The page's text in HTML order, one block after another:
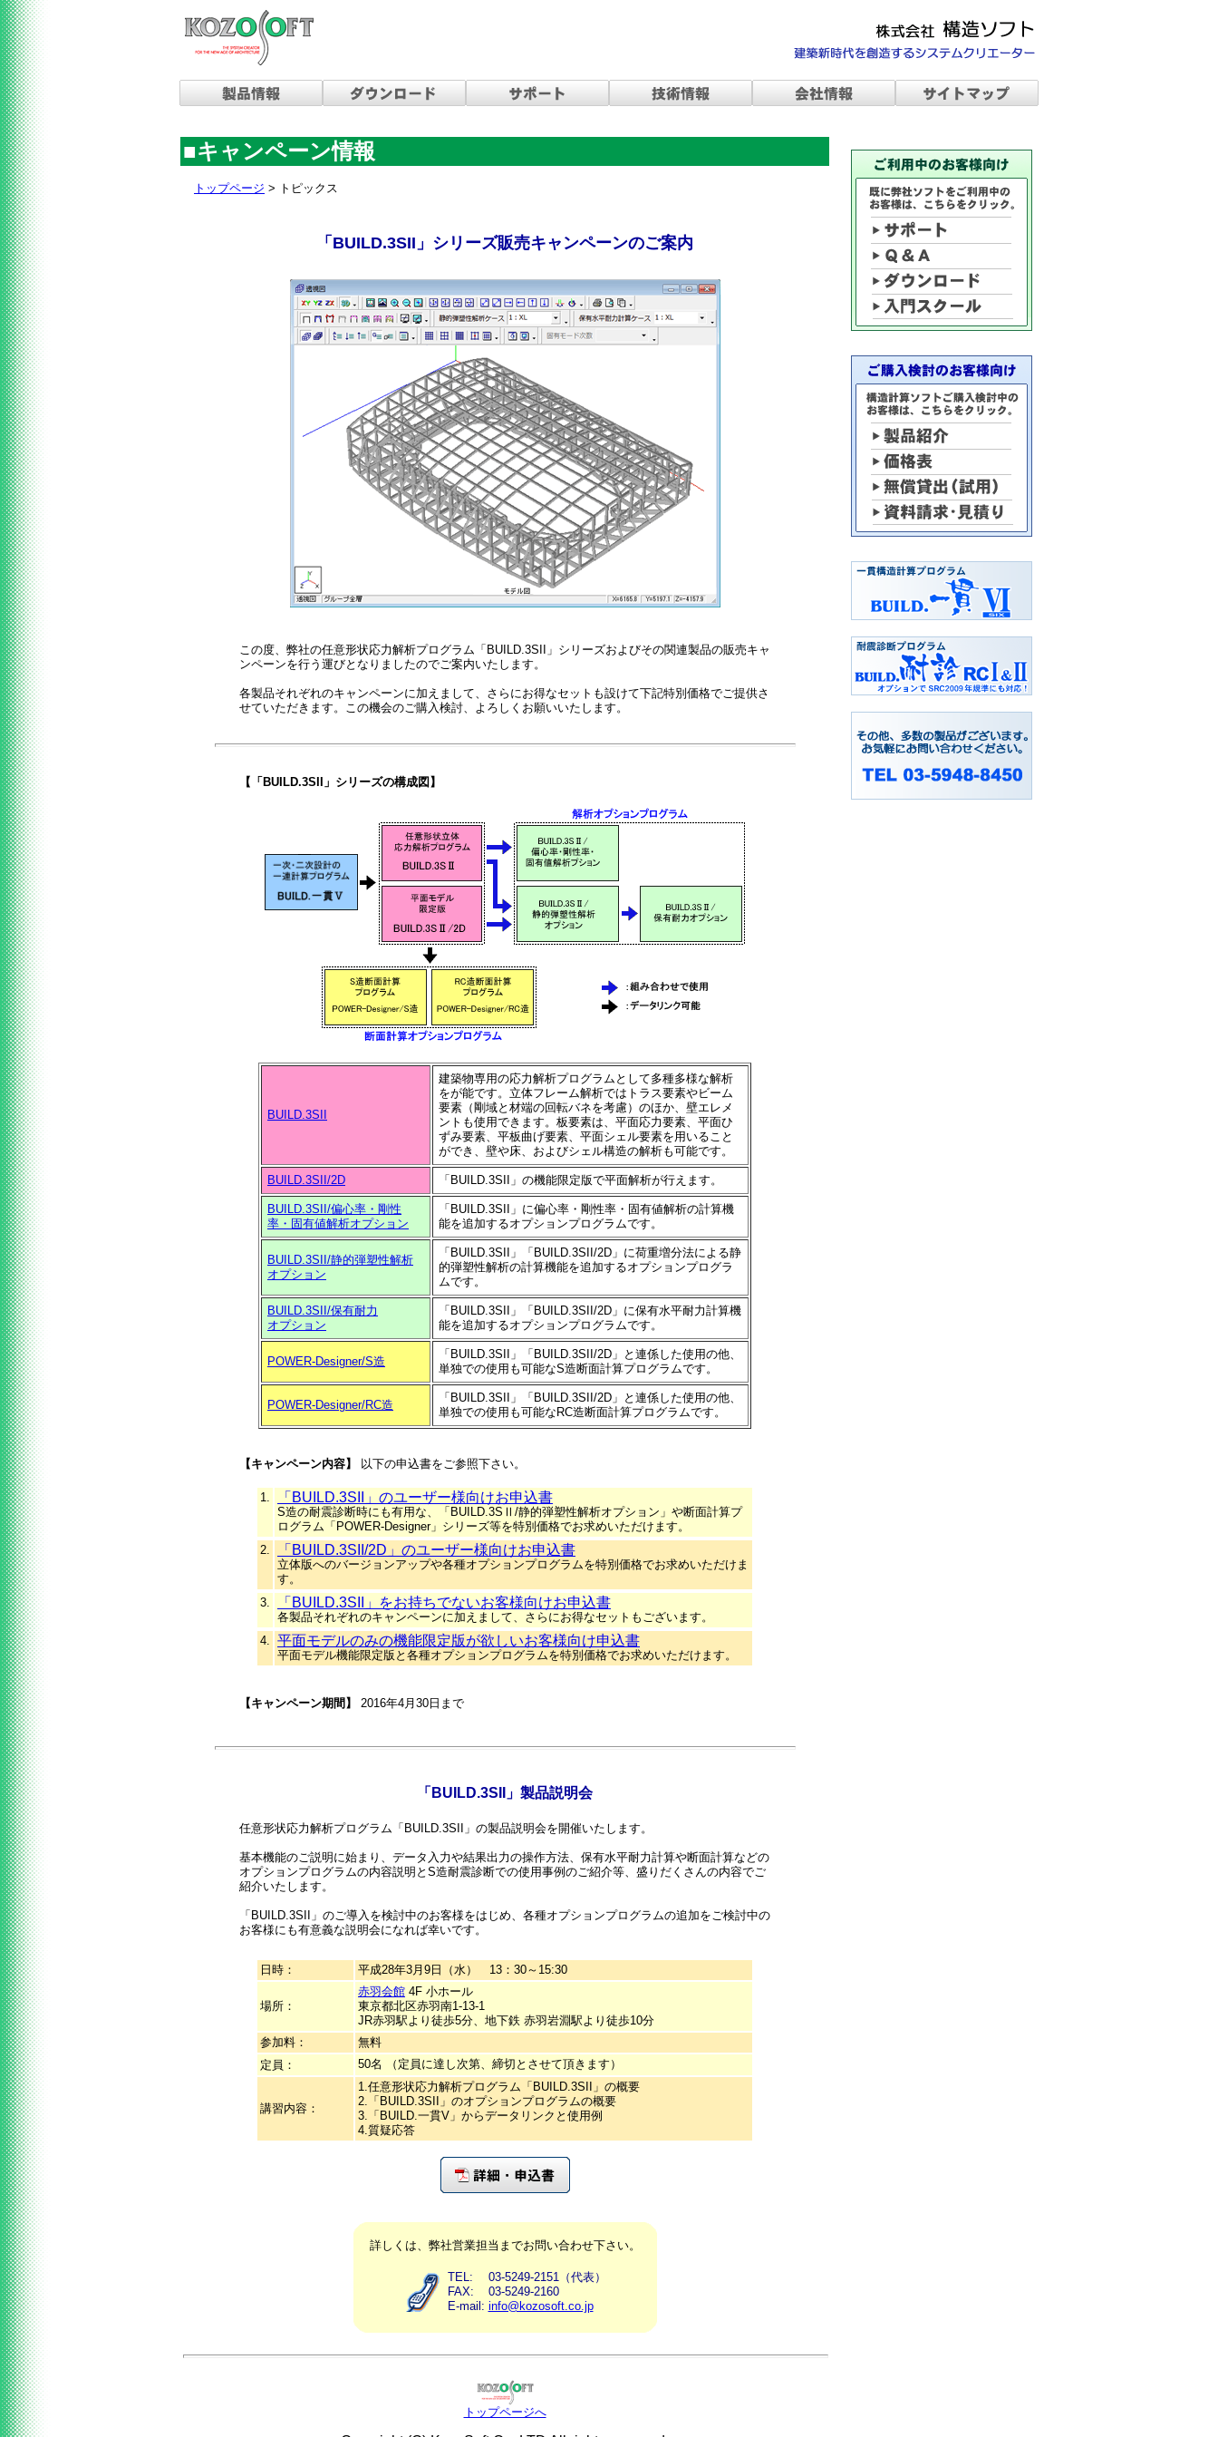
■キャンペーン情報
トップページ > トピックス
「BUILD.3SII」シリーズ販売キャンペーンのご案内
この度、弊社の任意形状応力解析プログラム「BUILD.3SII」シリーズおよびその関連製品の販売キャ
ンペーンを行う運びとなりましたのでご案内いたします。
各製品それぞれのキャンペーンに加えまして、さらにお得なセットも設けて下記特別価格でご提供さ
せていただきます。この機会のご購入検討、よろしくお願いいたします。
【「BUILD.3SII」シリーズの構成図】
BUILD.3SII
建築物専用の応力解析プログラムとして多種多様な解析
をが能です。立体フレーム解析ではトラス要素やビーム
要素（剛域と材端の回転バネを考慮）のほか、壁エレメ
ントも使用できます。板要素は、平面応力要素、平面ひ
ずみ要素、平板曲げ要素、平面シェル要素を用いること
ができ、壁や床、およびシェル構造の解析も可能です。
BUILD.3SII/2D 「BUILD.3SII」の機能限定版で平面解析が行えます。
BUILD.3SII/偏心率・剛性
率・固有値解析オプション
「BUILD.3SII」に偏心率・剛性率・固有値解析の計算機
能を追加するオプションプログラムです。
BUILD.3SII/静的弾塑性解析
オプション
「BUILD.3SII」「BUILD.3SII/2D」に荷重増分法による静
的弾塑性解析の計算機能を追加するオプションプログラ
ムです。
BUILD.3SII/保有耐力
オプション
「BUILD.3SII」「BUILD.3SII/2D」に保有水平耐力計算機
能を追加するオプションプログラムです。
POWER-Designer/S造
「BUILD.3SII」「BUILD.3SII/2D」と連係した使用の他、
単独での使用も可能なS造断面計算プログラムです。
POWER-Designer/RC造
「BUILD.3SII」「BUILD.3SII/2D」と連係した使用の他、
単独での使用も可能なRC造断面計算プログラムです。
【キャンペーン内容】 以下の申込書をご参照下さい。
1. 「BUILD.3SII」のユーザー様向けお申込書
S造の耐震診断時にも有用な、「BUILD.3SⅡ/静的弾塑性解析オプション」や断面計算プ
ログラム「POWER-Designer」シリーズ等を特別価格でお求めいただけます。
2.
「BUILD.3SII/2D」のユーザー様向けお申込書
立体版へのバージョンアップや各種オプションプログラムを特別価格でお求めいただけま
す。
3.
「BUILD.3SII」をお持ちでないお客様向けお申込書
各製品それぞれのキャンペーンに加えまして、さらにお得なセットもございます。
4. 平面モデルのみの機能限定版が欲しいお客様向け申込書
平面モデル機能限定版と各種オプションプログラムを特別価格でお求めいただけます。
【キャンペーン期間】 2016年4月30日まで
「BUILD.3SII」製品説明会
任意形状応力解析プログラム「BUILD.3SII」の製品説明会を開催いたします。
基本機能のご説明に始まり、データ入力や結果出力の操作方法、保有水平耐力計算や断面計算などの
オプションプログラムの内容説明とS造耐震診断での使用事例のご紹介等、盛りだくさんの内容でご
紹介いたします。
「BUILD.3SII」のご導入を検討中のお客様をはじめ、各種オプションプログラムの追加をご検討中の
お客様にも有意義な説明会になれば幸いです。
日時： 平成28年3月9日（水） 13：30～15:30
場所：
赤羽会館 4F 小ホール
東京都北区赤羽南1-13-1
JR赤羽駅より徒歩5分、地下鉄 赤羽岩淵駅より徒歩10分
参加料：
無料
定員：
50名 （定員に達し次第、締切とさせて頂きます）
講習内容：
1.任意形状応力解析プログラム「BUILD.3SII」の概要
2.「BUILD.3SII」のオプションプログラムの概要
3.「BUILD.一貫V」からデータリンクと使用例
4.質疑応答
詳しくは、弊社営業担当までお問い合わせ下さい。
TEL:
FAX:
E-mail:
03-5249-2151（代表）
03-5249-2160
info@kozosoft.co.jp
トップページへ